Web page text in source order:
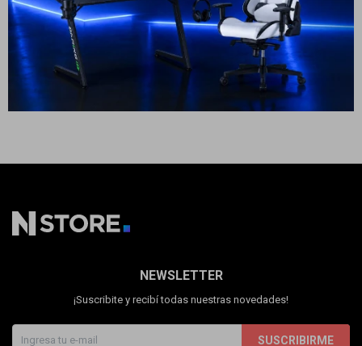
USD 23 USD20
ENVÍO A TODO EL PAÍS
NEWSLETTER
¡Suscribite y recibí todas nuestras novedades!
SUSCRIBIRME
Tiendas